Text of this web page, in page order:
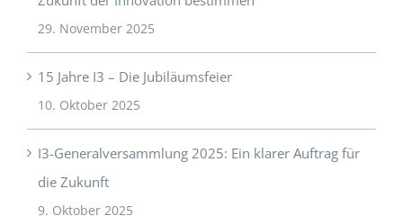
29. November 2025
15 Jahre I3 – Die Jubiläumsfeier
10. Oktober 2025
I3-Generalversammlung 2025: Ein klarer Auftrag für
die Zukunft
9. Oktober 2025